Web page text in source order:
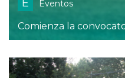
E Eventos
Comienza la